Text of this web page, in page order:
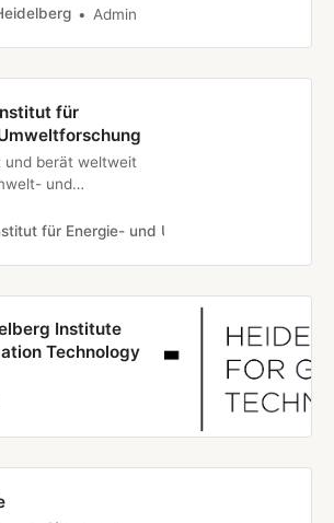
(S4F). Als solche
welche die
FFF Heidelberg
Admin
für
und berät weltweit
und
)nationale
für Energie- und Umweltforschung
Institute
Technology